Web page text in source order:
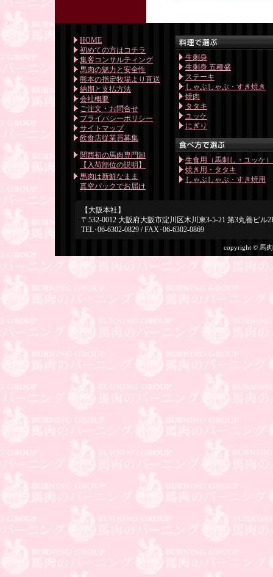
HOME
初めての方はコチラ
集客コンサルティング
馬肉の魅力と安全性
熊本の指定牧場より直送
納期と支払方法
会社概要
ご注文・お問合せ
プライバシーポリシー
サイトマップ
飲食店従業員募集
関西初の馬肉専門卸
【入荷部位の説明】
馬肉は新鮮なまま
真空パックでお届け
生刺身
生刺身 五種盛
ステーキ
しゃぶしゃぶ・すき焼き
焼肉
タタキ
ユッケ
にぎり
生食用（馬刺し・ユッケ）
焼き用・タタキ
しゃぶしゃぶ・すき焼用
【大阪本社】
〒532-0012 大阪府大阪市淀川区木川東3-5-21 第3丸善ビル
TEL･06-6302-0829 / FAX･06-6302-0869
copyright © 馬